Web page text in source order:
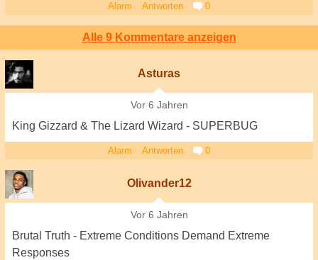
Alarm Antworten 0
Alle 9 Kommentare anzeigen
Asturas
Vor 6 Jahren
King Gizzard & The Lizard Wizard - SUPERBUG
Alarm Antworten 0
Olivander12
Vor 6 Jahren
Brutal Truth - Extreme Conditions Demand Extreme
Responses